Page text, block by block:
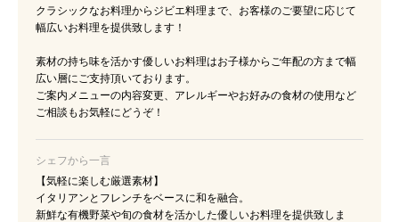
クラシックなお料理からジビエ料理まで、お客様のご要望に応じて
幅広いお料理を提供致します！
素材の持ち味を活かす優しいお料理はお子様からご年配の方まで幅
広い層にご支持頂いております。
ご案内メニューの内容変更、アレルギーやお好みの食材の使用など
ご相談もお気軽にどうぞ！
シェフから一言
【気軽に楽しむ厳選素材】
イタリアンとフレンチをベースに和を融合。
新鮮な有機野菜や旬の食材を活かした優しいお料理を提供致しま